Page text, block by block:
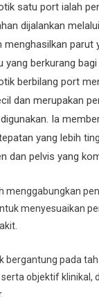
satu port ialah
dijalankan
menghasilkan parut
yang berkurang
berbilang port
dan merupakan
Ia
yang lebih
dan pelvis yang
menggabungkan
menyesuaikan
bergantung pada
objektif klinikal,